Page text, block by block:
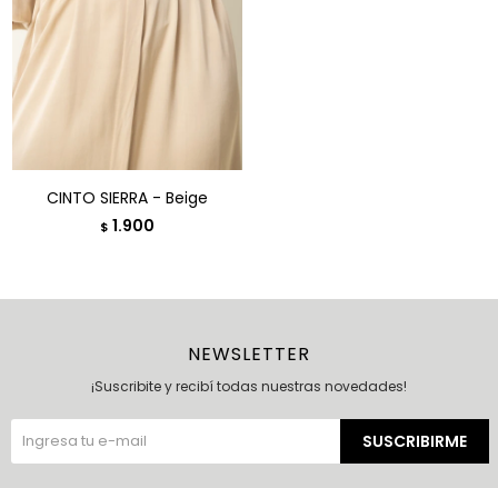
CINTO SIERRA - Beige
$ 1.900
NEWSLETTER
¡Suscribite y recibí todas nuestras novedades!
SUSCRIBIRME